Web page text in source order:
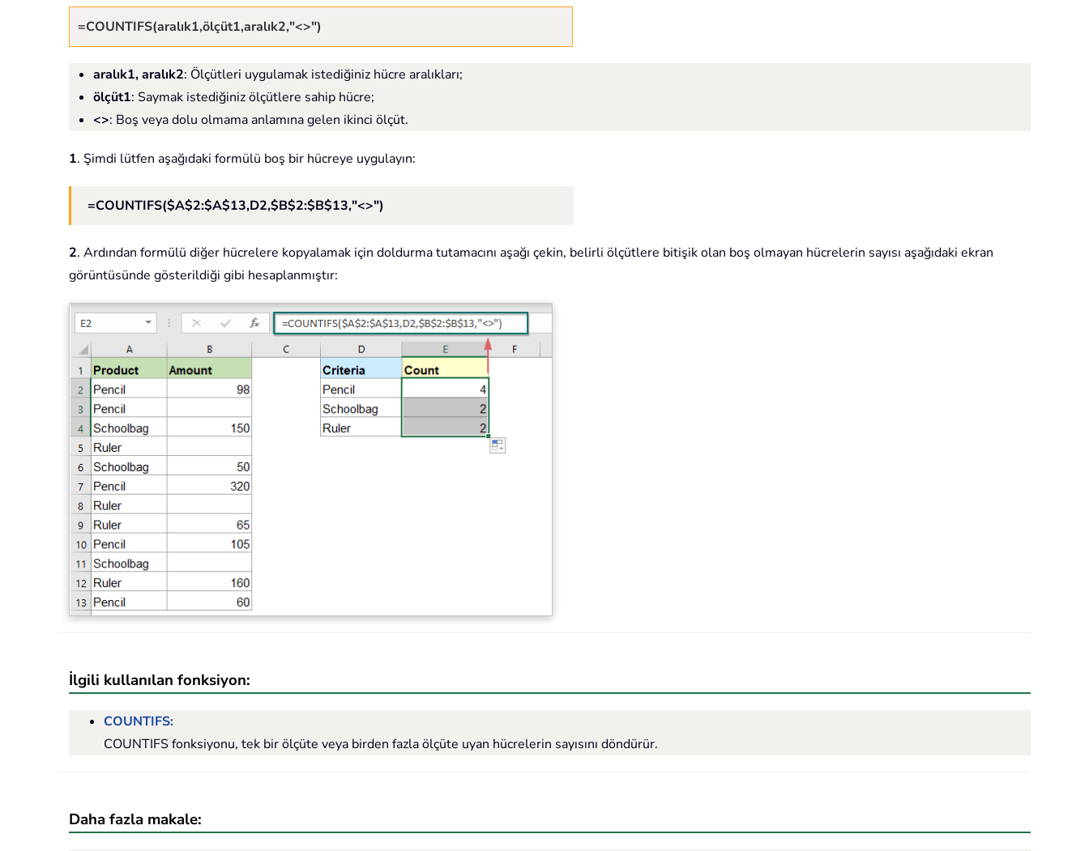
=COUNTIFS(aralık1,ölçüt1,aralık2,"<>")
aralık1, aralık2: Ölçütleri uygulamak istediğiniz hücre aralıkları;
ölçüt1: Saymak istediğiniz ölçütlere sahip hücre;
<>: Boş veya dolu olmama anlamına gelen ikinci ölçüt.
1. Şimdi lütfen aşağıdaki formülü boş bir hücreye uygulayın:
=COUNTIFS($A$2:$A$13,D2,$B$2:$B$13,"<>")
2. Ardından formülü diğer hücrelere kopyalamak için doldurma tutamacını aşağı çekin, belirli ölçütlere bitişik olan boş olmayan hücrelerin sayısı aşağıdaki ekran
görüntüsünde gösterildiği gibi hesaplanmıştır:
İlgili kullanılan fonksiyon:
COUNTIFS:
COUNTIFS fonksiyonu, tek bir ölçüte veya birden fazla ölçüte uyan hücrelerin sayısını döndürür.
Daha fazla makale: